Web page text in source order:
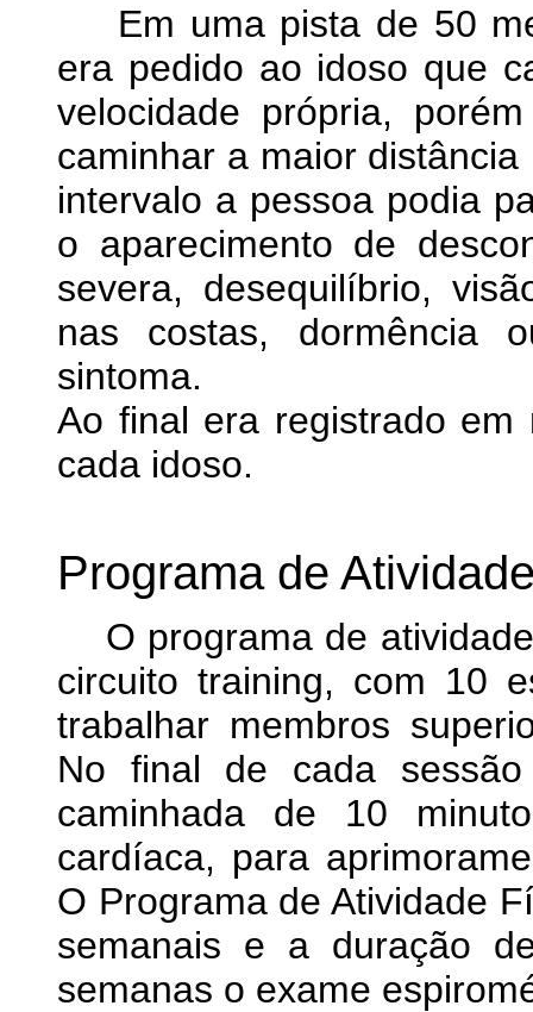
Em uma pista de 50
era pedido ao idoso que
velocidade própria,
caminhar a maior
intervalo a pessoa podia
o aparecimento de
severa, desequilíbrio,
nas costas, dormência
sintoma.
Ao final era registrado
cada idoso.
Programa de
O programa de
circuito training, com 10
trabalhar membros
No final de cada
caminhada de 10
cardíaca, para
O Programa de Atividade
semanais e a duração
semanas o exame